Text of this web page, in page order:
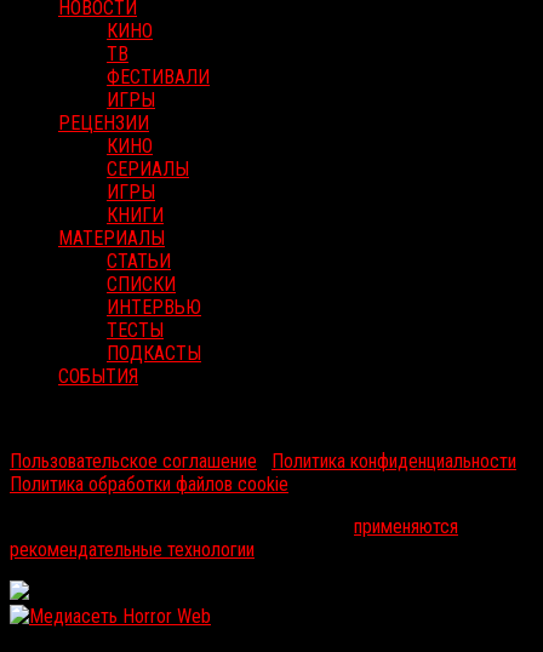
НОВОСТИ
КИНО
ТВ
ФЕСТИВАЛИ
ИГРЫ
РЕЦЕНЗИИ
КИНО
СЕРИАЛЫ
ИГРЫ
КНИГИ
МАТЕРИАЛЫ
СТАТЬИ
СПИСКИ
ИНТЕРВЬЮ
ТЕСТЫ
ПОДКАСТЫ
СОБЫТИЯ
Пользовательское соглашение
Политика конфиденциальности
Политика обработки файлов cookie
применяются
рекомендательные технологии